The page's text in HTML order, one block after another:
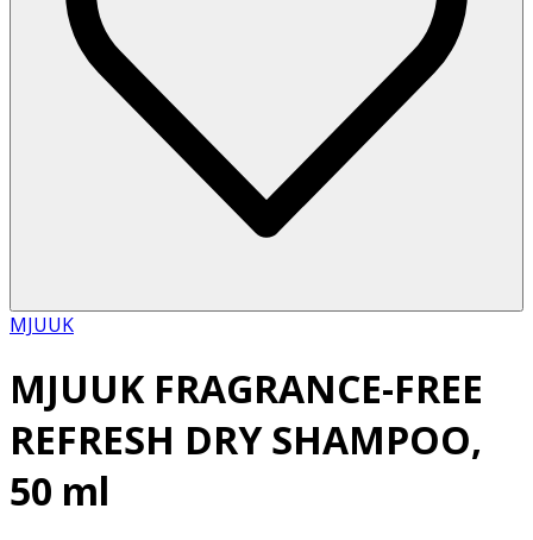
MJUUK
MJUUK FRAGRANCE-FREE
REFRESH DRY SHAMPOO,
50 ml